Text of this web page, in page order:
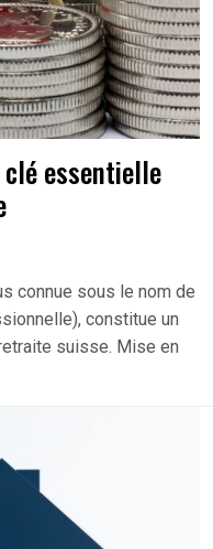
clé essentielle
connue sous le nom de
constitue un
suisse. Mise en